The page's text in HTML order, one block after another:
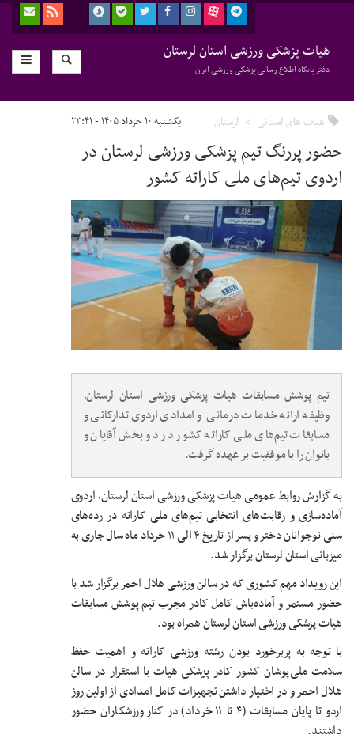
هیات پزشکی ورزشی استان لرستان
دفتر پایگاه اطلاع رسانی پزشکی ورزشی ایران
هیات های استانی لرستان یکشنبه ۱۰ خرداد ۱۴۰۵ - ۲۳:۴۱
حضور پررنگ تیم پزشکی ورزشی لرستان در
اردوی تیم‌های ملی کاراته کشور
تیم پوشش مسابقات هیات پزشکی ورزشی استان لرستان،
وظیفه ارائه خدمات درمانی و امدادی اردوی تدارکاتی و
مسابقات تیم‌های ملی کاراته کشور در دو بخش آقایان و
بانوان را با موفقیت بر عهده گرفت.
به گزارش روابط عمومی هیات پزشکی ورزشی استان لرستان، اردوی
آماده‌سازی و رقابت‌های انتخابی تیم‌های ملی کاراته در رده‌های
سنی نوجوانان دختر و پسر از تاریخ ۴ الی ۱۱ خرداد ماه سال جاری به
میزبانی استان لرستان برگزار شد.
این رویداد مهم کشوری که در سالن ورزشی هلال احمر برگزار شد با
حضور مستمر و آماده‌باش کامل کادر مجرب تیم پوشش مسابقات
هیات پزشکی ورزشی استان لرستان همراه بود.
با توجه به پربرخورد بودن رشته ورزشی کاراته و اهمیت حفظ
سلامت ملی‌پوشان کشور کادر پزشکی هیات با استقرار در سالن
هلال احمر و در اختیار داشتن تجهیزات کامل امدادی از اولین روز
اردو تا پایان مسابقات (۴ تا ۱۱ خرداد) در کنار ورزشکاران حضور
داشتند.